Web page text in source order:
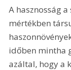
A hasznosság
mértékben
időben mintha
azáltal, hogy a